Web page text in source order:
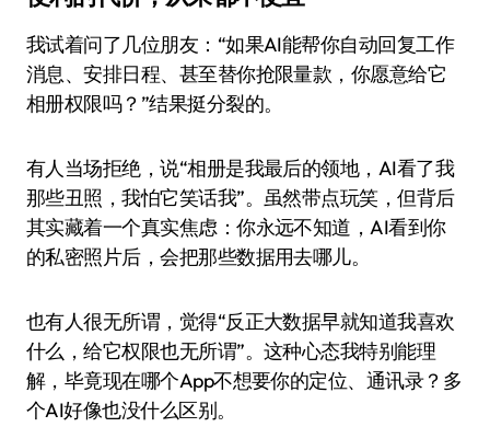
我试着问了几位朋友：“如果AI能帮你自动回复工作
消息、安排日程、甚至替你抢限量款，你愿意给它
相册权限吗？”结果挺分裂的。
有人当场拒绝，说“相册是我最后的领地，AI看了我
那些丑照，我怕它笑话我”。虽然带点玩笑，但背后
其实藏着一个真实焦虑：你永远不知道，AI看到你
的私密照片后，会把那些数据用去哪儿。
也有人很无所谓，觉得“反正大数据早就知道我喜欢
什么，给它权限也无所谓”。这种心态我特别能理
解，毕竟现在哪个App不想要你的定位、通讯录？多
个AI好像也没什么区别。